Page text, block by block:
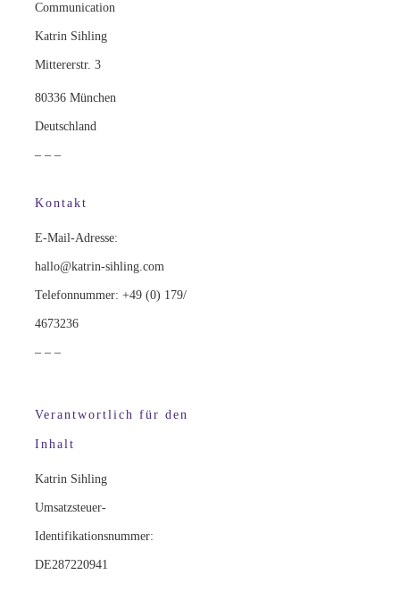
Communication
Katrin Sihling
Mittererstr. 3
80336 München
Deutschland
– – –
Kontakt
E-Mail-Adresse:
hallo@katrin-sihling.com
Telefonnummer: +49 (0) 179/
4673236
– – –
Verantwortlich für den
Inhalt
Katrin Sihling
Umsatzsteuer-
Identifikationsnummer:
DE287220941